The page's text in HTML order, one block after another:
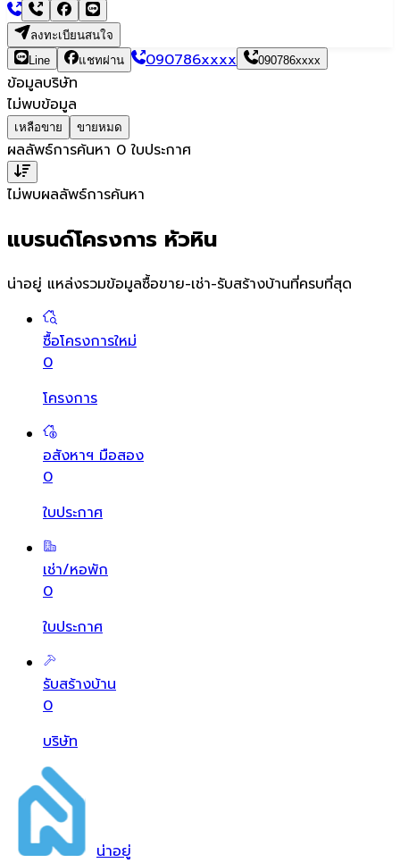
ลงทะเบียนสนใจ
Line
แชทผ่าน 090786xxxx 090786xxxx
ข้อมูลบริษัท
ไม่พบข้อมูล
เหลือขาย ขายหมด
ผลลัพธ์การค้นหา 0 ใบประกาศ
ไม่พบผลลัพธ์การค้นหา
แบรนด์โครงการ หัวหิน
น่าอยู่ แหล่งรวมข้อมูลซื้อขาย-เช่า-รับสร้างบ้านที่ครบที่สุด
ซื้อโครงการใหม่
0
โครงการ
อสังหาฯ มือสอง
0
ใบประกาศ
เช่า/หอพัก
0
ใบประกาศ
รับสร้างบ้าน
0
บริษัท
น่าอยู่